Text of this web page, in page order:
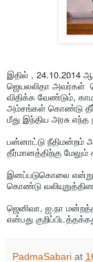
இதில் , 24.10.2014
ஜெயலலிதா அவர்கள்
விதிக்க வேண்டும்,
அம்சங்கள் கொண்டு
மீது இந்திய அரசு
பன்னாட்டு நீதிமன்றம்
தீர்மானத்திற்கு மேலும்
இனப்படுகொலை என்று
கொண்டு
ஜெனிவா, ஐ.நா
என்பது
PadmaSabari at